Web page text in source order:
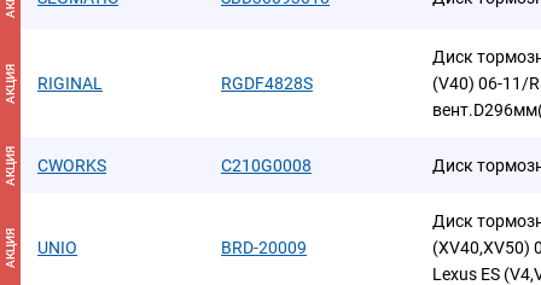
АКЦИЯ RIGINAL RGDF4828S
Диск
(V40) 06-11/
АКЦИЯ CWORKS C210G0008 Диск
АКЦИЯ UNIO BRD-20009
Диск
(XV40,XV50)
Lexus ES